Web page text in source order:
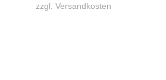
zzgl. Versandkosten